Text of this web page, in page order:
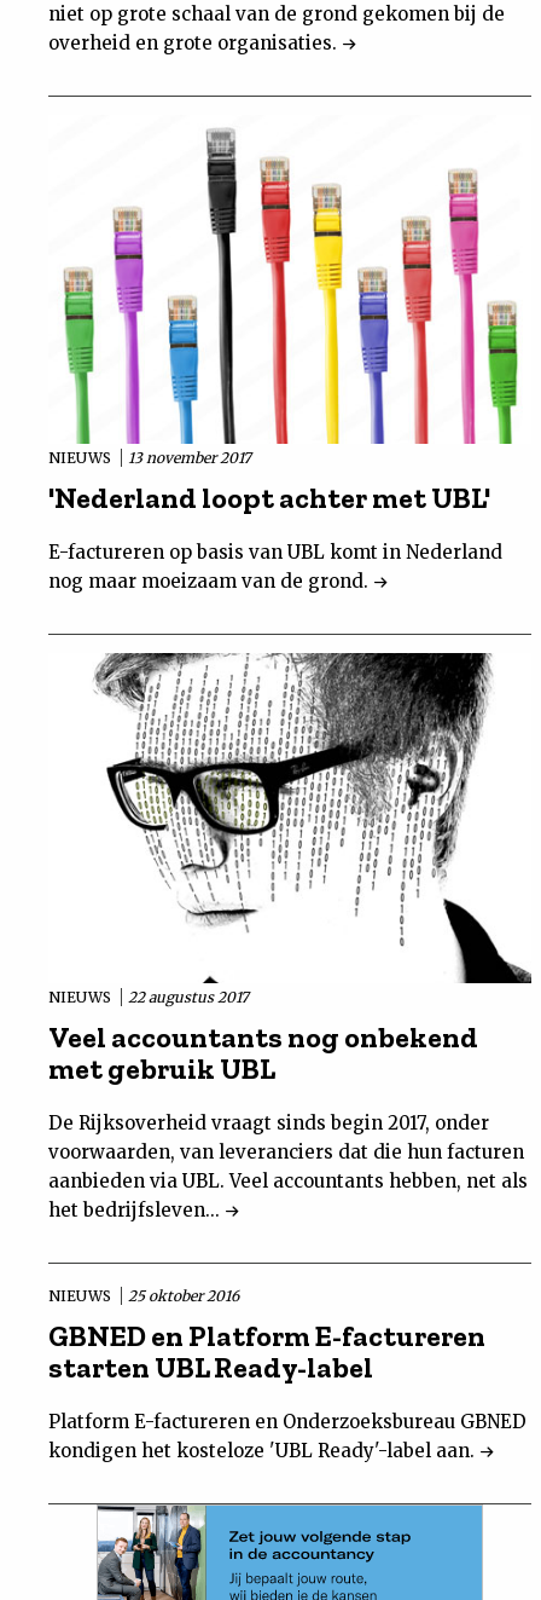
niet op grote schaal van de grond gekomen bij de
overheid en grote organisaties.
NIEUWS 13 november 2017
'Nederland loopt achter met UBL'
E-factureren op basis van UBL komt in Nederland
nog maar moeizaam van de grond.
NIEUWS 22 augustus 2017
Veel accountants nog onbekend
met gebruik UBL
De Rijksoverheid vraagt sinds begin 2017, onder
voorwaarden, van leveranciers dat die hun facturen
aanbieden via UBL. Veel accountants hebben, net als
het bedrijfsleven...
NIEUWS 25 oktober 2016
GBNED en Platform E-factureren
starten UBL Ready-label
Platform E-factureren en Onderzoeksbureau GBNED
kondigen het kosteloze 'UBL Ready'-label aan.